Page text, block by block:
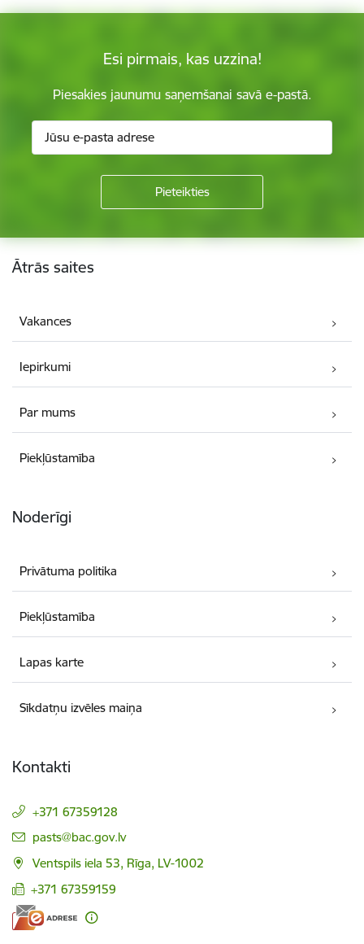
Esi pirmais, kas uzzina!
Piesakies jaunumu saņemšanai savā e-pastā.
Kājene
Ātrās saites
Vakances
Iepirkumi
Par mums
Piekļūstamība
Noderīgi
Privātuma politika
Piekļūstamība
Lapas karte
Sīkdatņu izvēles maiņa
Kontakti
+371 67359128
E-pasts:
pasts@bac.gov.lv
Ventspils iela 53, Rīga, LV-1002
+371 67359159